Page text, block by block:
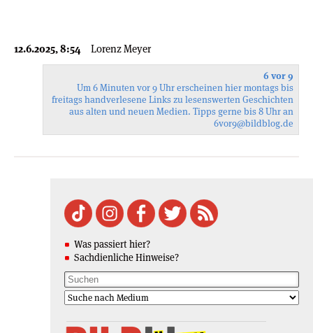
12.6.2025, 8:54 Lorenz Meyer
6 vor 9
Um 6 Minuten vor 9 Uhr erscheinen hier montags bis
freitags handverlesene Links zu lesenswerten Geschichten
aus alten und neuen Medien. Tipps gerne bis 8 Uhr an
6vor9@bildblog.de
Was passiert hier?
Sachdienliche Hinweise?